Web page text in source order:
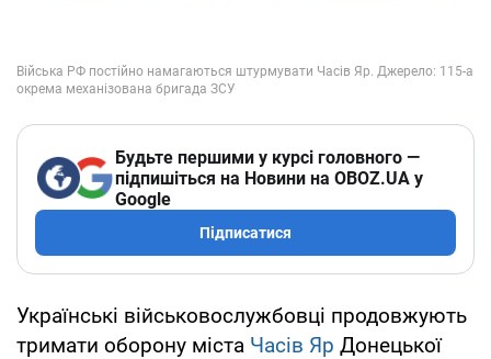
Будьте першими у курсі головного —
підпишіться на Новини на OBOZ.UA у
Google
Підписатися
Українські військовослужбовці продовжують
тримати оборону міста Часів Яр Донецької